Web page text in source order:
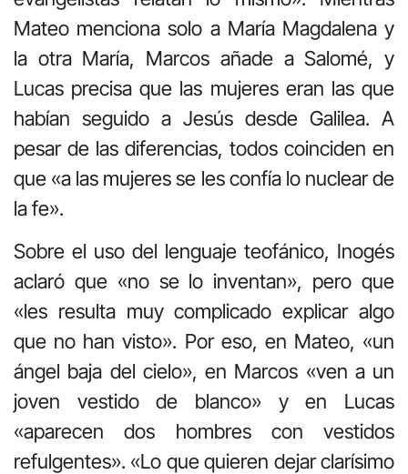
Mateo menciona solo a María Magdalena y
la otra María, Marcos añade a Salomé, y
Lucas precisa que las mujeres eran las que
habían seguido a Jesús desde Galilea. A
pesar de las diferencias, todos coinciden en
que «a las mujeres se les confía lo nuclear de
la fe».
Sobre el uso del lenguaje teofánico, Inogés
aclaró que «no se lo inventan», pero que
«les resulta muy complicado explicar algo
que no han visto». Por eso, en Mateo, «un
ángel baja del cielo», en Marcos «ven a un
joven vestido de blanco» y en Lucas
«aparecen dos hombres con vestidos
refulgentes». «Lo que quieren dejar clarísimo